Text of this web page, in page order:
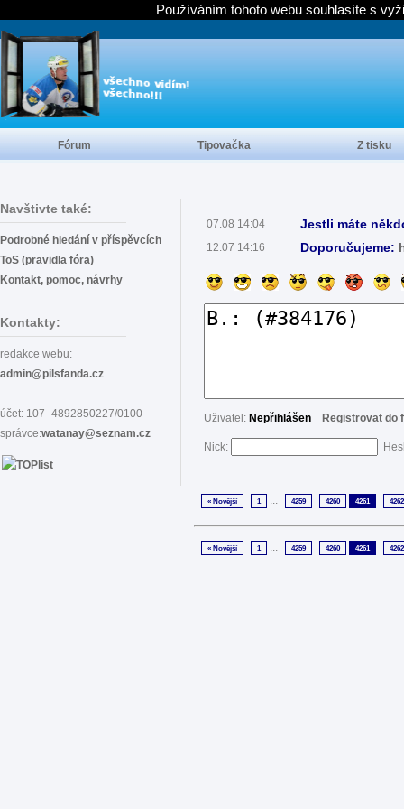
Navštivte také:
Podrobné hledání v příspěvcích
ToS (pravidla fóra)
Kontakt, pomoc, návrhy
Kontakty:
redakce webu:
admin@pilsfanda.cz
účet: 107–4892850227/0100
správce:watanay@seznam.cz
07.08 14:04 Jestli máte
12.07 14:16 Doporučujeme:
Uživatel: Nepřihlášen Registrovat do
Nick:
« Novější 1 ... 4259 4260 4261 4262
« Novější 1 ... 4259 4260 4261 4262
Fórum Tipovačka Z tisku
Používáním tohoto webu souhlasíte s